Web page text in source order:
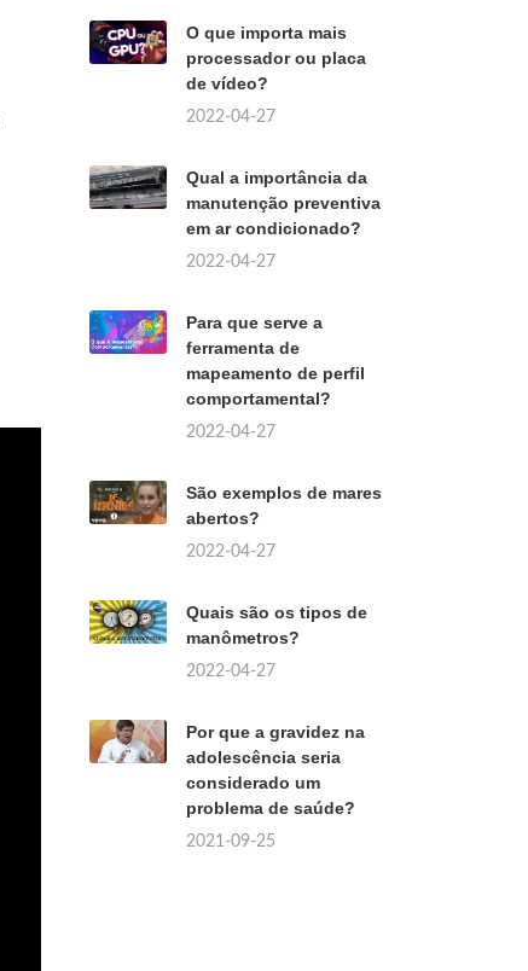
O que importa mais
processador ou placa
de vídeo?
2022-04-27
Qual a importância da
manutenção preventiva
em ar condicionado?
2022-04-27
Para que serve a
ferramenta de
mapeamento de perfil
comportamental?
2022-04-27
São exemplos de mares
abertos?
2022-04-27
Quais são os tipos de
manômetros?
2022-04-27
Por que a gravidez na
adolescência seria
considerado um
problema de saúde?
2021-09-25